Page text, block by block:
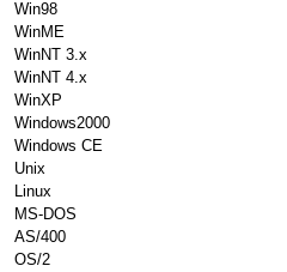
Win98
WinME
WinNT 3.x
WinNT 4.x
WinXP
Windows2000
Windows CE
Unix
Linux
MS-DOS
AS/400
OS/2